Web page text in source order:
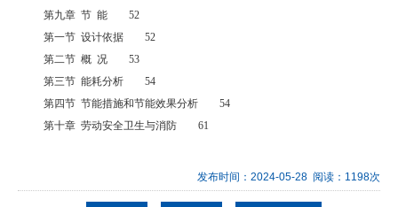
第九章 节 能 52
第一节 设计依据 52
第二节 概 况 53
第三节 能耗分析 54
第四节 节能措施和节能效果分析 54
第十章 劳动安全卫生与消防 61
发布时间：2024-05-28 阅读：1198次